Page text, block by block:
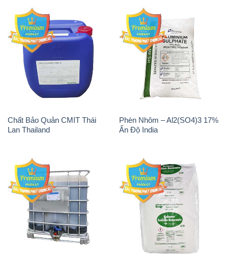
Chất Bảo Quản CMIT Thái
Lan Thailand
Phèn Nhôm – Al2(SO4)3 17%
Ấn Độ India